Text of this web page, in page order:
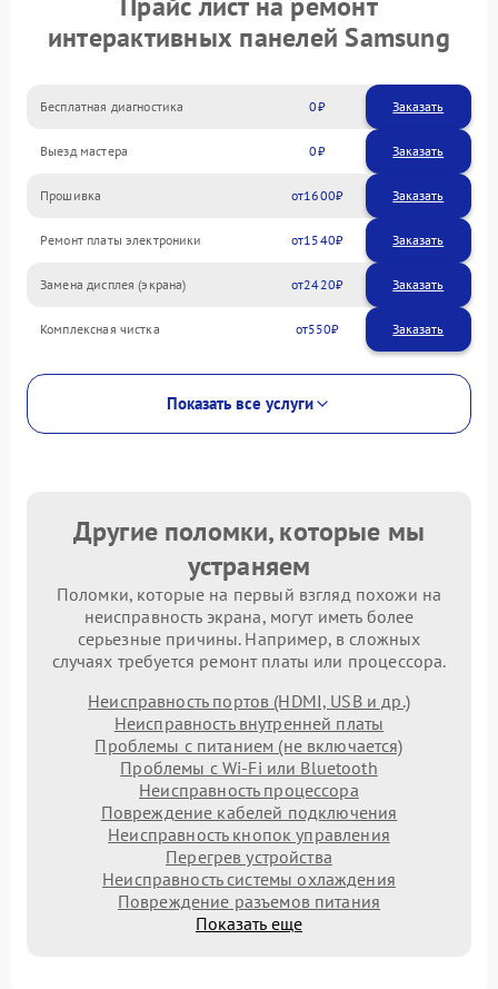
интерактивных панелей Samsung
Бесплатная диагностика 0 Заказать
Выезд мастера 0 Заказать
Прошивка 1600
Ремонт платы электроники 1540
Замена дисплея (экрана) 2420
Комплексная чистка 550
Показать все услуги
Другие поломки, которые мы
устраняем
Поломки, которые на первый взгляд похожи на
неисправность экрана, могут иметь более
серьезные причины. Например, в сложных
случаях требуется ремонт платы или процессора.
Неисправность портов (HDMI, USB и др.)
Неисправность внутренней платы
Проблемы с питанием (не включается)
Проблемы с Wi-Fi или Bluetooth
Неисправность процессора
Повреждение кабелей подключения
Неисправность кнопок управления
Перегрев устройства
Неисправность системы охлаждения
Повреждение разъемов питания
Показать еще